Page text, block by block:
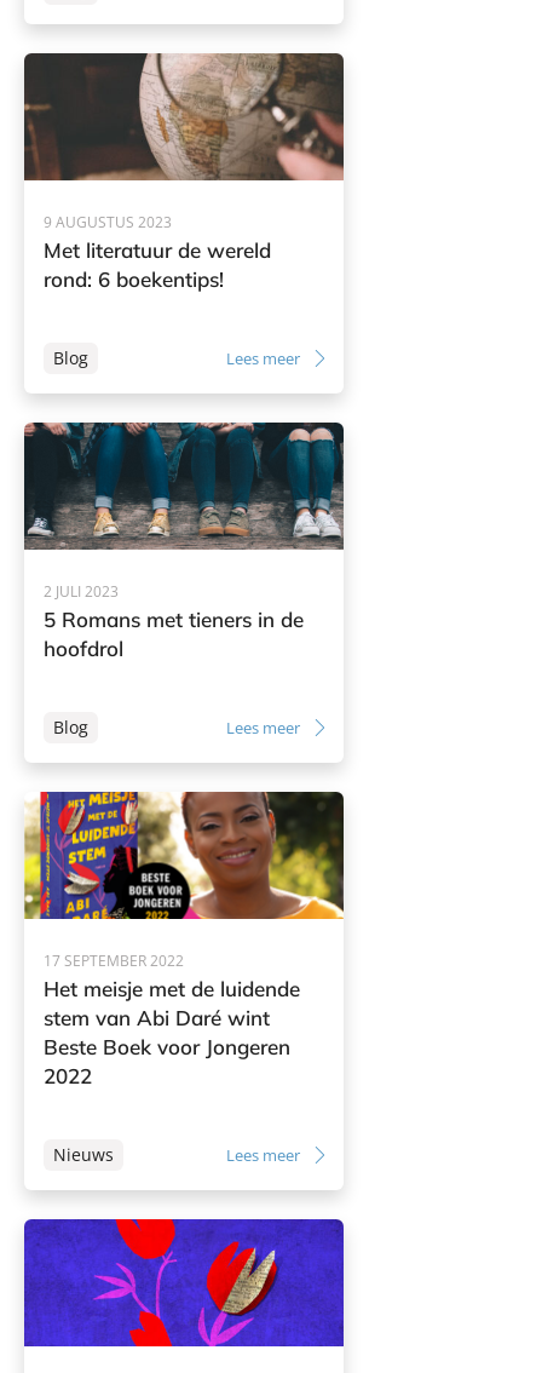
9 AUGUSTUS 2023
Met literatuur de wereld
rond: 6 boekentips!
Blog Lees meer
2 JULI 2023
5 Romans met tieners in de
hoofdrol
Blog Lees meer
17 SEPTEMBER 2022
Het meisje met de luidende
stem van Abi Daré wint
Beste Boek voor Jongeren
2022
Nieuws Lees meer